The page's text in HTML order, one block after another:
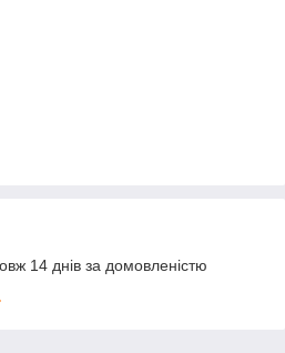
14 днів за домовленістю